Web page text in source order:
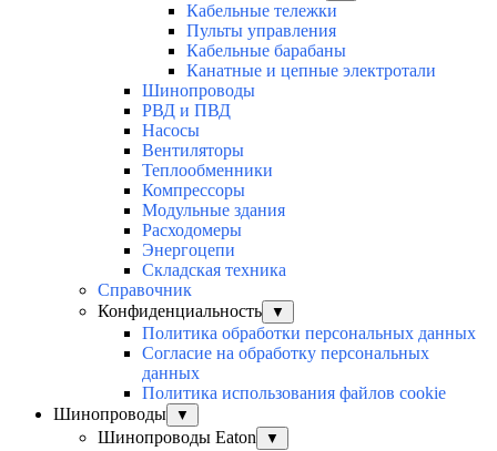
Кабельные тележки
Пульты управления
Кабельные барабаны
Канатные и цепные электротали
Шинопроводы
РВД и ПВД
Насосы
Вентиляторы
Теплообменники
Компрессоры
Модульные здания
Расходомеры
Энергоцепи
Складская техника
Справочник
Конфиденциальность
▼
Политика обработки персональных данных
Согласие на обработку персональных
данных
Политика использования файлов cookie
Шинопроводы
▼
Шинопроводы Eaton ▼